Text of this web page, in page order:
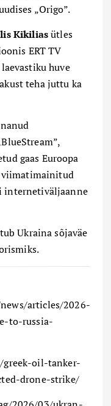
„Origo”.
Kikiliasütles
ERT TV
huve
teha juttu ka
gaas Euroopa
viimatimainitud
internetiväljaanne
Ukraina sõjaväe
articles/2026-
to-russia-
oil-tanker-
drone-strike/